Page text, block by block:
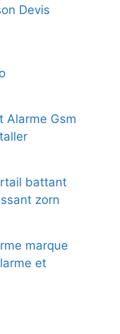
Devis
Alarme Gsm
battant
zorn
marque
et